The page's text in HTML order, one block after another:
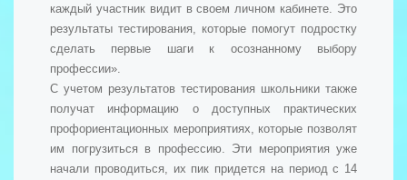
каждый участник видит в своем личном кабинете. Это
результаты тестирования, которые помогут подростку
сделать первые шаги к осознанному выбору
профессии».
С учетом результатов тестирования школьники также
получат информацию о доступных практических
профориентационных мероприятиях, которые позволят
им погрузиться в профессию. Эти мероприятия уже
начали проводиться, их пик придется на период с 14